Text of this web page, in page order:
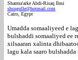
Sharma'arke Abdi-Risaq Ilmi
shsugulle@hotmail.com
Cairo, Egypt
Umadda somaaliyeed e
bulshaddi somaaliyed ee
xilsaaran xalinta
lagu kala saaro